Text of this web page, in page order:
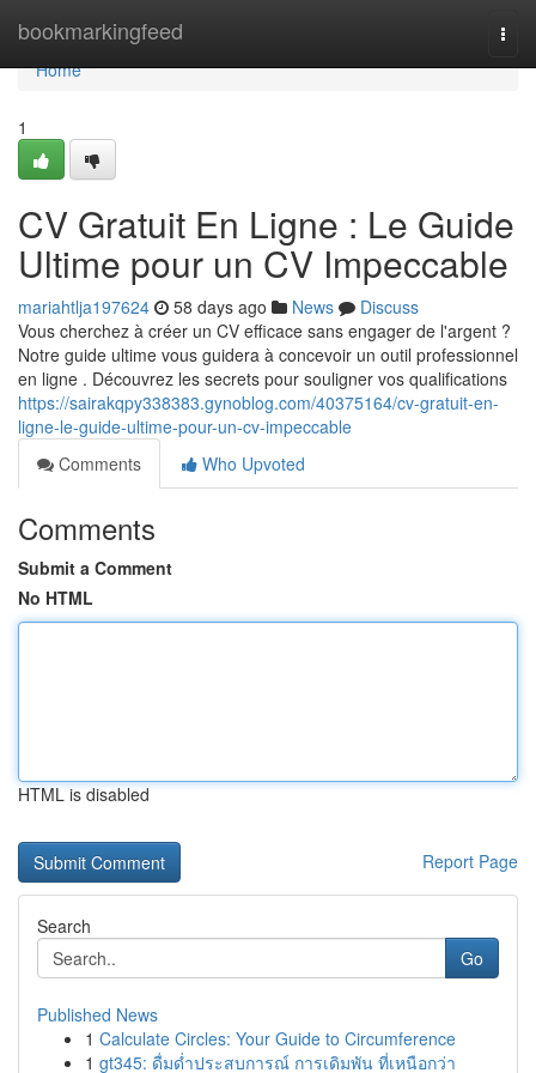
bookmarkingfeed
Home
Home
1
CV Gratuit En Ligne : Le Guide
Ultime pour un CV Impeccable
mariahtlja197624 58 days ago News
Discuss
Vous cherchez à créer un CV efficace sans engager de l'argent ?
Notre guide ultime vous guidera à concevoir un outil professionnel
en ligne . Découvrez les secrets pour souligner vos qualifications
https://sairakqpy338383.gynoblog.com/40375164/cv-gratuit-en-
ligne-le-guide-ultime-pour-un-cv-impeccable
Comments
Who Upvoted
Comments
Submit a Comment
No HTML
HTML is disabled
Report Page
Search
Go
Published News
1 Calculate Circles: Your Guide to Circumference
1 gt345: ดื่มด่ำประสบการณ์ การเดิมพัน ที่เหนือกว่า